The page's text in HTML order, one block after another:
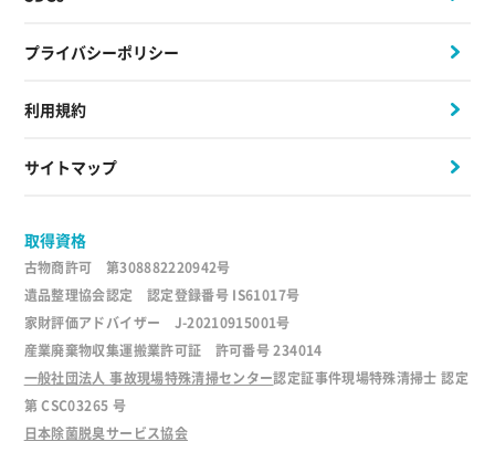
プライバシーポリシー
利用規約
サイトマップ
取得資格
古物商許可 第308882220942号
遺品整理協会認定 認定登録番号 IS61017号
家財評価アドバイザー J-20210915001号
産業廃棄物収集運搬業許可証 許可番号 234014
一般社団法人 事故現場特殊清掃センター認定証事件現場特殊清掃士 認定
第 CSC03265 号
日本除菌脱臭サービス協会